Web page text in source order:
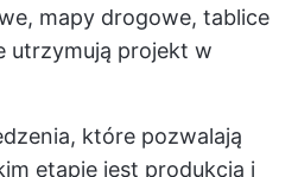
mapy drogowe, tablice
utrzymują projekt w
które pozwalają
etapie jest produkcja i